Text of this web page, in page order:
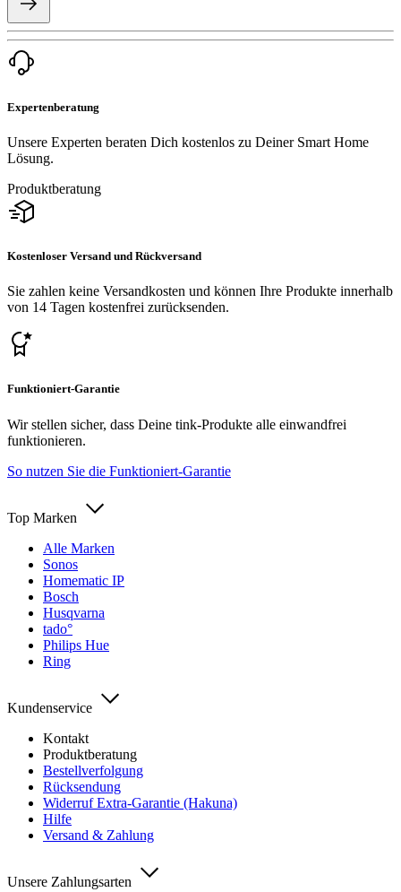
Expertenberatung
Unsere Experten beraten Dich kostenlos zu Deiner Smart Home
Lösung.
Produktberatung
Kostenloser Versand und Rückversand
Sie zahlen keine Versandkosten und können Ihre Produkte innerhalb
von 14 Tagen kostenfrei zurücksenden.
Funktioniert-Garantie
Wir stellen sicher, dass Deine tink-Produkte alle einwandfrei
funktionieren.
So nutzen Sie die Funktioniert-Garantie
Top Marken
Alle Marken
Sonos
Homematic IP
Bosch
Husqvarna
tado°
Philips Hue
Ring
Kundenservice
Kontakt
Produktberatung
Bestellverfolgung
Rücksendung
Widerruf Extra-Garantie (Hakuna)
Hilfe
Versand & Zahlung
Unsere Zahlungsarten